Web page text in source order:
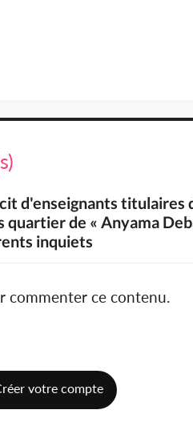
d'enseignants titulaires
quartier de « Anyama
inquiets
commenter ce contenu.
votre compte